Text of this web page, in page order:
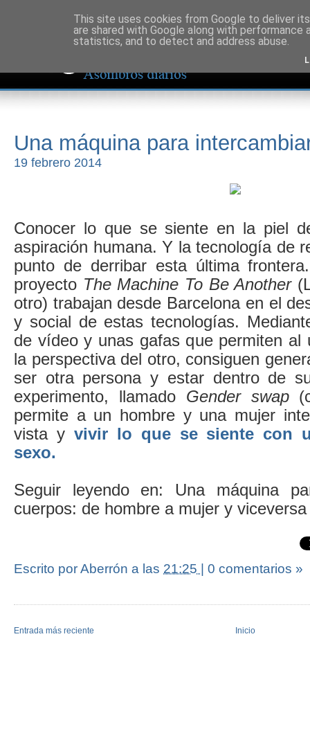
Una máquina para
19 febrero 2014
Conocer lo que se siente en la piel
aspiración humana. Y la tecnología de
punto de derribar esta última
proyecto The Machine To Be Another
otro) trabajan desde Barcelona en el
y social de estas tecnologías.
de vídeo y unas gafas que permiten al
la perspectiva del otro, consiguen
ser otra persona y estar dentro de
experimento, llamado Gender swap
permite a un hombre y una mujer
vista y vivir lo que se siente con
sexo.
Seguir leyendo en: Una máquina
cuerpos: de hombre a mujer y
Escrito por Aberrón a las 21:25 | 0 comentarios »
Entrada más reciente Inicio
This site uses cookies from Google to deliver
are shared with Google along with
statistics, and to detect and address abuse.